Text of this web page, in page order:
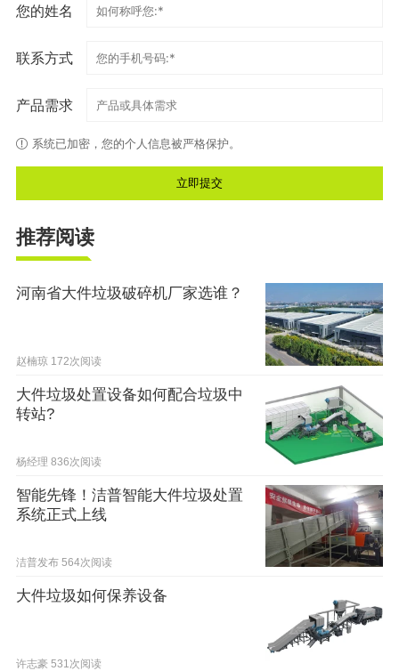
您的姓名
联系方式
产品需求
系统已加密，您的个人信息被严格保护。
推荐阅读
河南省大件垃圾破碎机厂家选谁？
赵楠琼 172次阅读
大件垃圾处置设备如何配合垃圾中
转站?
杨经理 836次阅读
智能先锋！洁普智能大件垃圾处置
系统正式上线
洁普发布 564次阅读
大件垃圾如何保养设备
许志豪 531次阅读